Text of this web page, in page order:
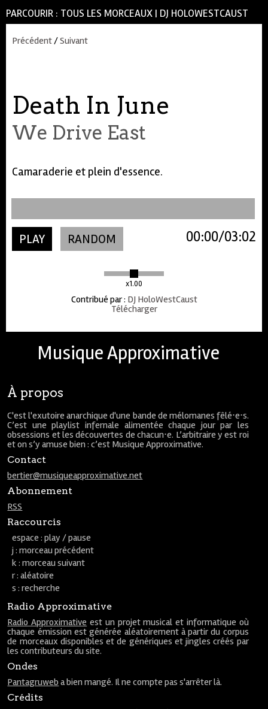
PARCOURIR : TOUS LES MORCEAUX | DJ HOLOWESTCAUST
Précédent/Suivant
Death In June
We Drive East
Camaraderie et plein d'essence.
PLAY RANDOM
x1.00
03:02
00:00
Contribué par: DJ HoloWestCaust
Télécharger
Musique Approximative
À propos
C'est l'exutoire anarchique d'une bande de mélomanes fêlé⋅e⋅s.
C’est une playlist infernale alimentée chaque jour par les
obsessions et les découvertes de chacun⋅e. L’arbitraire y est roi
et on s’y amuse bien : c’est Musique Approximative.
Contact
bertier@musiqueapproximative.net
Abonnement
RSS
Raccourcis
espace : play / pause
j : morceau précédent
k : morceau suivant
r : aléatoire
s : recherche
Radio Approximative
Radio Approximative est un projet musical et informatique où
chaque émission est générée aléatoirement à partir du corpus
de morceaux disponibles et de génériques et jingles créés par
les contributeurs du site.
Ondes
Pantagruweb a bien mangé. Il ne compte pas s'arrêter là.
Crédits